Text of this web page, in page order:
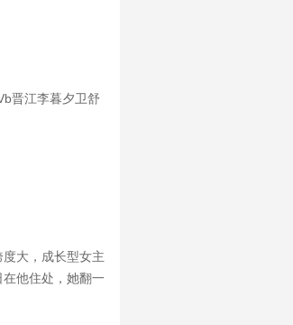
晋江李暮夕卫舒
大，成长型女主
他住处，她翻一
，轻描淡写地